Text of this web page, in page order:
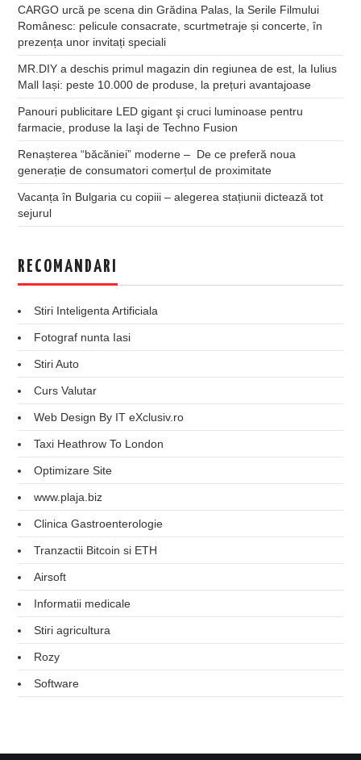
CARGO urcă pe scena din Grădina Palas, la Serile Filmului
Românesc: pelicule consacrate, scurtmetraje și concerte, în
prezența unor invitați speciali
MR.DIY a deschis primul magazin din regiunea de est, la Iulius
Mall Iași: peste 10.000 de produse, la prețuri avantajoase
Panouri publicitare LED gigant şi cruci luminoase pentru
farmacie, produse la Iaşi de Techno Fusion
Renașterea “băcăniei” moderne – De ce preferă noua
generație de consumatori comerțul de proximitate
Vacanța în Bulgaria cu copiii – alegerea stațiunii dictează tot
sejurul
RECOMANDARI
Stiri Inteligenta Artificiala
Fotograf nunta Iasi
Stiri Auto
Curs Valutar
Web Design By IT eXclusiv.ro
Taxi Heathrow To London
Optimizare Site
www.plaja.biz
Clinica Gastroenterologie
Tranzactii Bitcoin si ETH
Airsoft
Informatii medicale
Stiri agricultura
Rozy
Software